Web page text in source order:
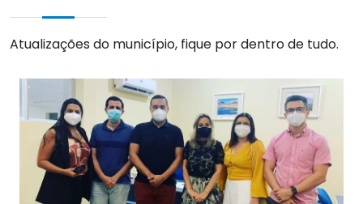
Atualizações do município, fique por dentro de tudo.